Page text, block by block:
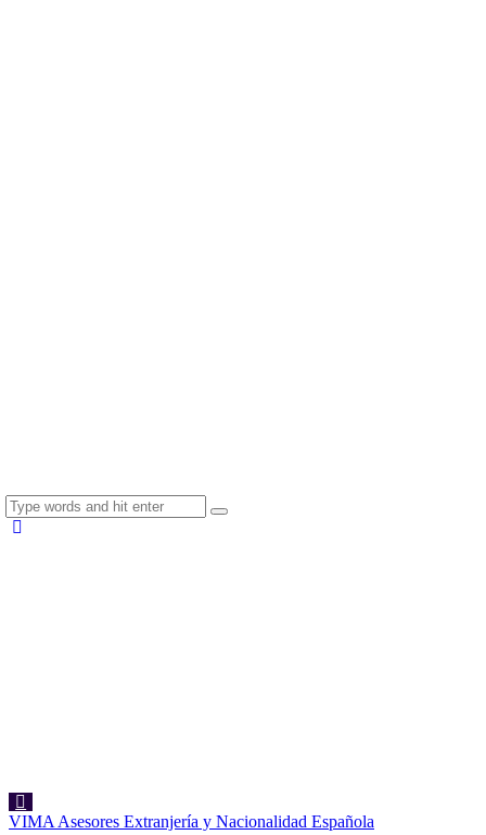
VIMA Asesores Extranjería y Nacionalidad Española